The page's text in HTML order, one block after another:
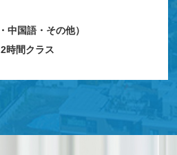
中国語・その他）
時間クラス